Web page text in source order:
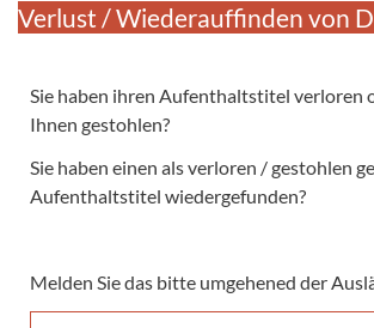
Verlust / Wiederauffinden von
Sie haben ihren Aufenthaltstitel verloren
Ihnen gestohlen?
Sie haben einen als verloren / gestohlen
Aufenthaltstitel wiedergefunden?
Melden Sie das bitte umgehened der